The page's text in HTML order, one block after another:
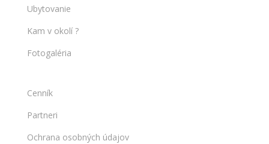
Ubytovanie
Kam v okolí ?
Fotogaléria
Cenník
Partneri
Ochrana osobných údajov